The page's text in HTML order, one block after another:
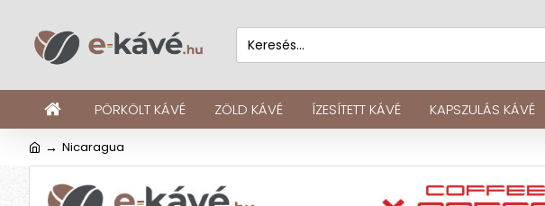
PÖRKÖLT KÁVÉ ZÖLD KÁVÉ ÍZESÍTETT KÁVÉ KAPSZULÁS KÁVÉ
Nicaragua